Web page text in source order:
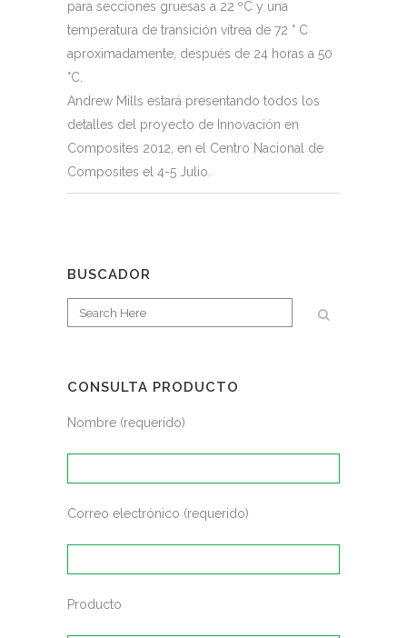
para secciones gruesas a 22 ºC y una
temperatura de transición vítrea de 72 ° C
aproximadamente, después de 24 horas a 50
°C.
Andrew Mills estará presentando todos los
detalles del proyecto de Innovación en
Composites 2012, en el Centro Nacional de
Composites el 4-5 Julio.
BUSCADOR
CONSULTA PRODUCTO
Nombre (requerido)
Correo electrónico (requerido)
Producto